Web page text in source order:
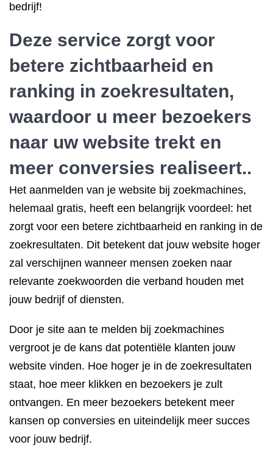
bedrijf!
Deze service zorgt voor
betere zichtbaarheid en
ranking in zoekresultaten,
waardoor u meer bezoekers
naar uw website trekt en
meer conversies realiseert..
Het aanmelden van je website bij zoekmachines,
helemaal gratis, heeft een belangrijk voordeel: het
zorgt voor een betere zichtbaarheid en ranking in de
zoekresultaten. Dit betekent dat jouw website hoger
zal verschijnen wanneer mensen zoeken naar
relevante zoekwoorden die verband houden met
jouw bedrijf of diensten.
Door je site aan te melden bij zoekmachines
vergroot je de kans dat potentiële klanten jouw
website vinden. Hoe hoger je in de zoekresultaten
staat, hoe meer klikken en bezoekers je zult
ontvangen. En meer bezoekers betekent meer
kansen op conversies en uiteindelijk meer succes
voor jouw bedrijf.